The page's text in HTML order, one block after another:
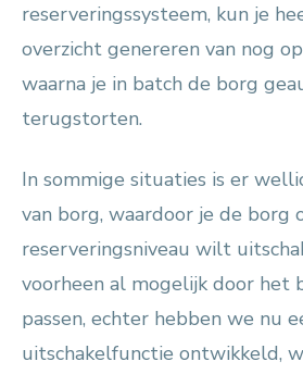
reserveringssysteem, kun je
overzicht genereren van nog
waarna je in batch de borg
terugstorten.
In sommige situaties is er
van borg, waardoor je de borg
reserveringsniveau wilt
voorheen al mogelijk door het
passen, echter hebben we nu
uitschakelfunctie ontwikkeld,